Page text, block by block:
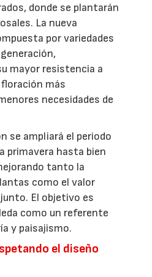
donde se plantarán
La nueva
por variedades
mayor resistencia a
más
necesidades de
se ampliará el periodo
primavera hasta bien
tanto la
como el valor
El objetivo es
como un referente
y paisajismo.
el diseño